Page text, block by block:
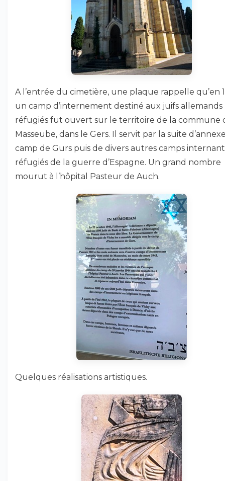
A l’entrée du cimetière, une plaque rappelle qu’en
un camp d’internement destiné aux juifs allemands
réfugiés fut ouvert sur le territoire de la commune
Masseube, dans le Gers. Il servit par la suite
camp de Gurs puis de divers autres camps
réfugiés de la guerre d’Espagne. Un grand nombre
mourut à l’hôpital Pasteur de Auch.
Quelques réalisations artistiques.